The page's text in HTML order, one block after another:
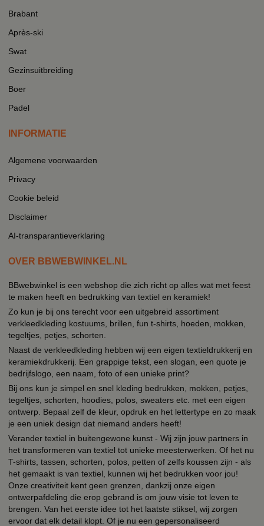
Brabant
Après-ski
Swat
Gezinsuitbreiding
Boer
Padel
INFORMATIE
Algemene voorwaarden
Privacy
Cookie beleid
Disclaimer
AI-transparantieverklaring
OVER BBWEBWINKEL.NL
BBwebwinkel is een webshop die zich richt op alles wat met feest
te maken heeft en bedrukking van textiel en keramiek!
Zo kun je bij ons terecht voor een uitgebreid assortiment
verkleedkleding kostuums, brillen, fun t-shirts, hoeden, mokken,
tegeltjes, petjes, schorten.
Naast de verkleedkleding hebben wij een eigen textieldrukkerij en
keramiekdrukkerij. Een grappige tekst, een slogan, een quote je
bedrijfslogo, een naam, foto of een unieke print?
Bij ons kun je simpel en snel kleding bedrukken, mokken, petjes,
tegeltjes, schorten, hoodies, polos, sweaters etc. met een eigen
ontwerp. Bepaal zelf de kleur, opdruk en het lettertype en zo maak
je een uniek design dat niemand anders heeft!
Verander textiel in buitengewone kunst - Wij zijn jouw partners in
het transformeren van textiel tot unieke meesterwerken. Of het nu
T-shirts, tassen, schorten, polos, petten of zelfs koussen zijn - als
het gemaakt is van textiel, kunnen wij het bedrukken voor jou!
Onze creativiteit kent geen grenzen, dankzij onze eigen
ontwerpafdeling die erop gebrand is om jouw visie tot leven te
brengen. Van het eerste idee tot het laatste stiksel, wij zorgen
ervoor dat elk detail klopt. Of je nu een gepersonaliseerd